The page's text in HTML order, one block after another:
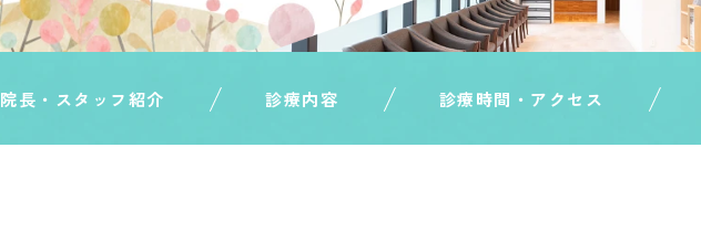
院長・スタッフ紹介 診療内容 診療時間・アクセス